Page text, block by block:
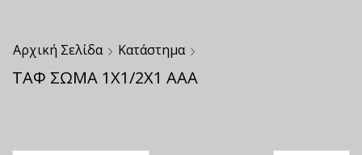
Αρχική Σελίδα Κατάστημα
ΤΑΦ ΣΩΜΑ 1Χ1/2Χ1 ΑΑΑ